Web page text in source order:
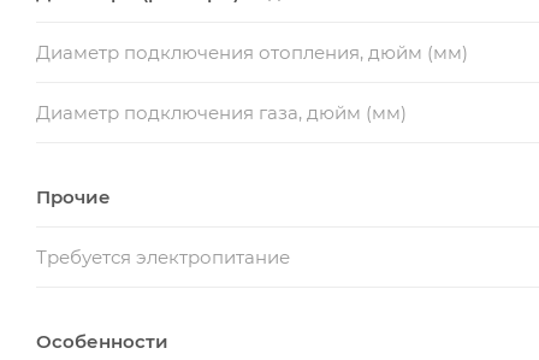
Диаметр подключения отопления, дюйм (мм)
Диаметр подключения газа, дюйм (мм)
Прочие
Требуется электропитание
Особенности